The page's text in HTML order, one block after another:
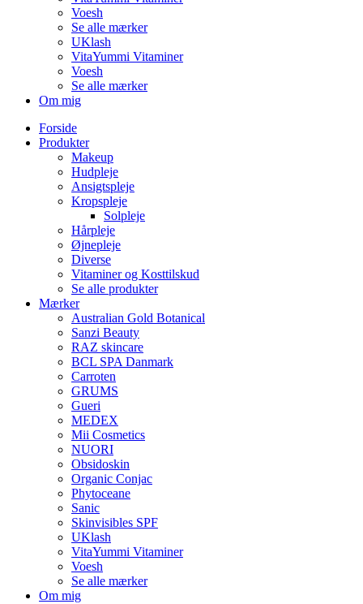
Voesh
Se alle mærker
UKlash
VitaYummi Vitaminer
Voesh
Se alle mærker
Om mig
Forside
Produkter
Makeup
Hudpleje
Ansigtspleje
Kropspleje
Solpleje
Hårpleje
Øjnepleje
Diverse
Vitaminer og Kosttilskud
Se alle produkter
Mærker
Australian Gold Botanical
Sanzi Beauty
RAZ skincare
BCL SPA Danmark
Carroten
GRUMS
Gueri
MEDEX
Mii Cosmetics
NUORI
Obsidoskin
Organic Conjac
Phytoceane
Sanic
Skinvisibles SPF
UKlash
VitaYummi Vitaminer
Voesh
Se alle mærker
Om mig